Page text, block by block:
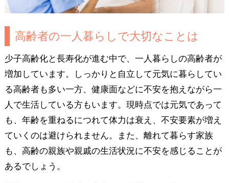
高齢者の一人暮らしで大切なことは
少子高齢化と長寿化が進む中で、一人暮らしの高齢者が
増加しています。しっかりと自立して元気に暮らしてい
る高齢者も多い一方、健康面などに不安を抱えながら一
人で生活している方もいます。現時点では元気であって
も、年齢を重ねるにつれて体力は衰え、不安要素が増え
ていくのは避けられません。また、離れて暮らす家族
も、高齢の親族や親戚の生活状況に不安を感じることが
あるでしょう。